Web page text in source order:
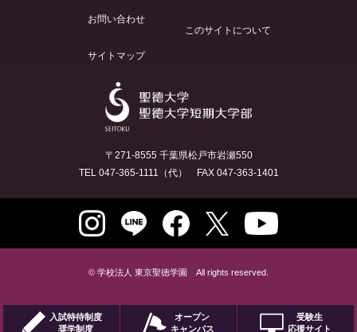
お問い合わせ
サイトマップ
このサイトについて
〒271-8555 千葉県松戸市岩瀬550
TEL 047-365-1111（代） FAX 047-363-1401
© 学校法人 東京聖徳学園 All rights reserved.
入試特待制度
奨学制度
オープン
キャンパス
受験生
応援サイト